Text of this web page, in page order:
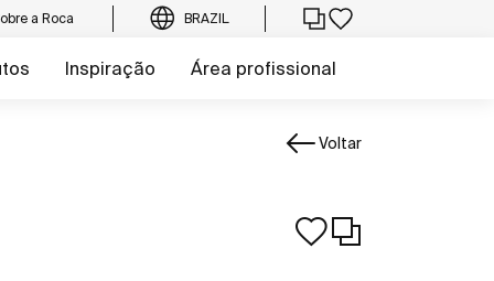
a Roca BRAZIL
Inspiração Área profissional
Voltar